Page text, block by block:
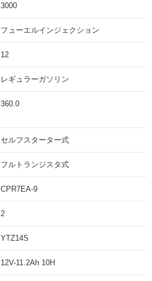
3000
フューエルインジェクション
12
レギュラーガソリン
360.0
セルフスターター式
フルトランジスタ式
CPR7EA-9
2
YTZ14S
12V-11.2Ah 10H